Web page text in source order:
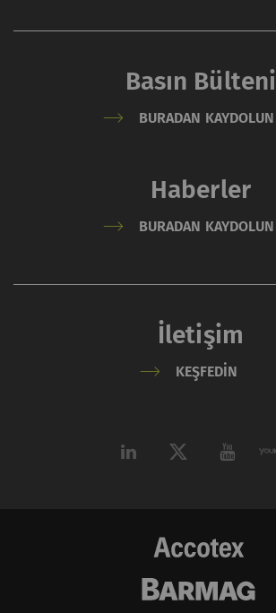
Basın Bülteni
BURADAN KAYDOLUN
Haberler
BURADAN KAYDOLUN
İletişim
KEŞFEDIN